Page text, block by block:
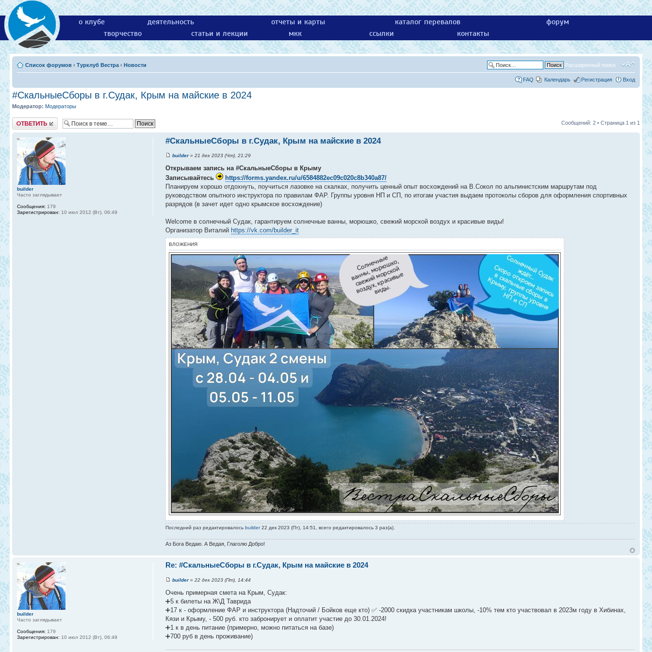
о клубе деятельность отчеты и карты каталог перевалов
форум
творчество
статьи и лекции мкк ссылки контакты
Список форумов ‹ Турклуб Вестра ‹ Новости Расширенный поиск
FAQ Календарь Регистрация Вход
#СкальныеСборы в г.Судак, Крым на майские в 2024
Модератор: Модераторы
Ответить Сообщений: 2 • Страница 1 из 1
#СкальныеСборы в г.Судак, Крым на майские в 2024
builder» 21 дек 2023 (Чт), 21:29
Открываем запись на #СкальныеСборы в Крыму
Записывайтесь
https://forms.yandex.ru/u/6584882ec09c020c8b340a87/
Планируем хорошо отдохнуть, поучиться лазовке на скалках, получить ценный опыт восхождений на В.Сокол по альпинистским маршрутам под
руководством опытного инструктора по правилам ФАР. Группы уровня НП и СП, по итогам участия выдаем протоколы сборов для оформления спортивных
разрядов (в зачет идет одно крымское восхождение)
Welcome в солнечный Судак, гарантируем солнечные ванны, морюшко, свежий морской воздух и красивые виды!
Организатор Виталий https://vk.com/builder_it
ВЛОЖЕНИЯ
Последний раз редактировалось builder22 дек 2023 (Пт), 14:51, всего редактировалось 3 раз(а).
Аз Бога Ведаю. А Ведая, Глаголю Добро!
builder
Часто заглядывает
Сообщения: 179
Зарегистрирован: 10 июл 2012 (Вт), 06:49
Re: #СкальныеСборы в г.Судак, Крым на майские в 2024
builder» 22 дек 2023 (Пт), 14:44
Очень примерная смета на Крым, Судак:
➕5 к билеты на Ж\Д Таврида
➕17 к - оформление ФАР и инструктора (Надточий / Бойков еще кто) ✅ -2000 скидка участникам школы, -10% тем кто участвовал в 2023м году в Хибинах,
Кязи и Крыму, - 500 руб. кто забронирует и оплатит участие до 30.01.2024!
➕1 к в день питание (примерно, можно питаться на базе)
➕700 руб в день проживание)
builder
Часто заглядывает
Сообщения: 179
Зарегистрирован: 10 июл 2012 (Вт), 06:49